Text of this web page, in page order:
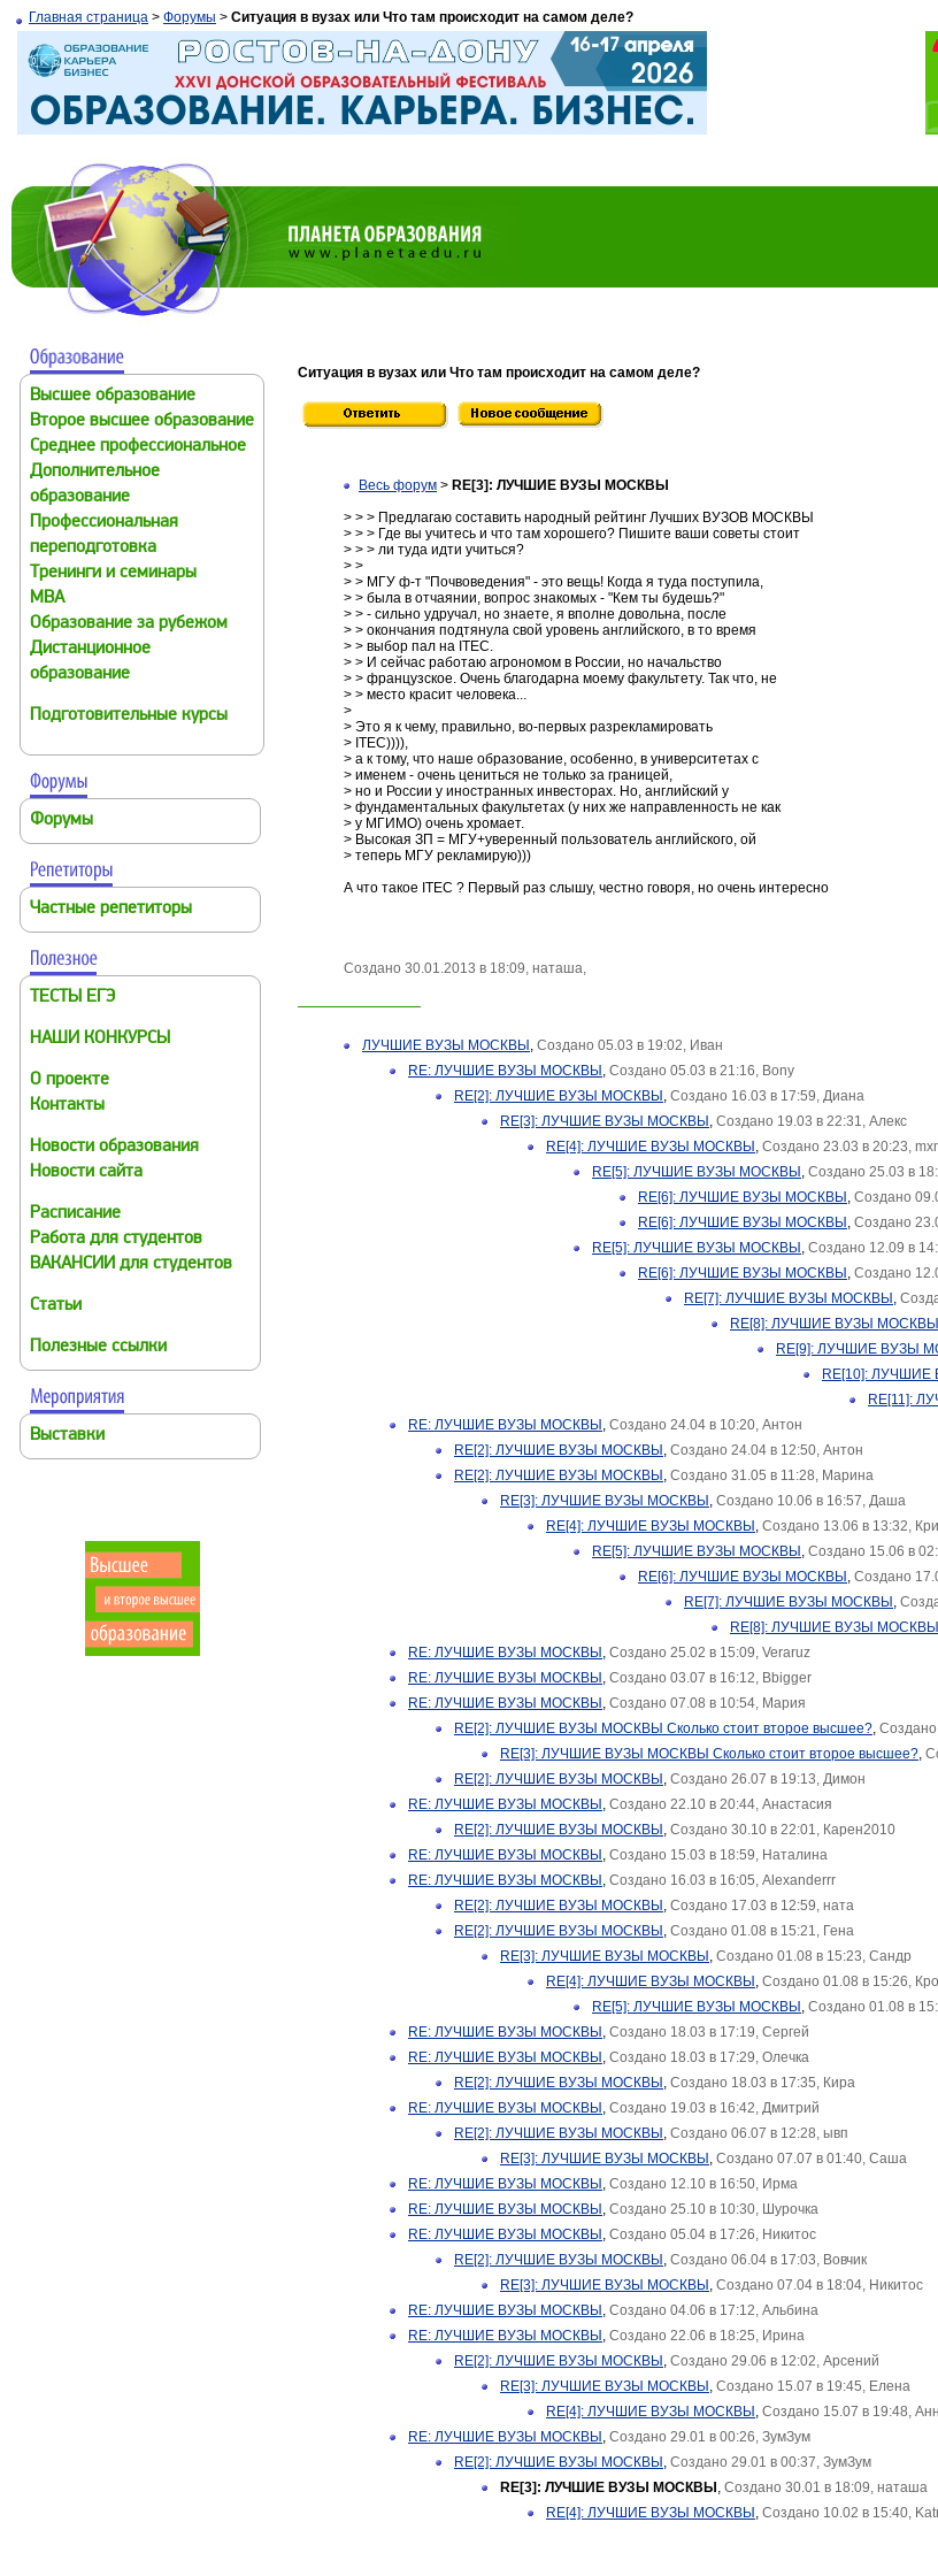
Главная страница > Форумы > Ситуация в вузах или Что там происходит на самом деле?
Высшее образование
Второе высшее образование
Среднее профессиональное
Дополнительное
образование
Профессиональная
переподготовка
Тренинги и семинары
MBA
Образование за рубежом
Дистанционное
образование
Подготовительные курсы
Форумы
Частные репетиторы
ТЕСТЫ ЕГЭ
НАШИ КОНКУРСЫ
О проекте
Контакты
Новости образования
Новости сайта
Расписание
Работа для студентов
ВАКАНСИИ для студентов
Статьи
Полезные ссылки
Выставки
Ситуация в вузах или Что там происходит на самом деле?
Весь форум > RE[3]: ЛУЧШИЕ ВУЗЫ МОСКВЫ
> > > Предлагаю составить народный рейтинг Лучших ВУЗОВ МОСКВЫ
> > > Где вы учитесь и что там хорошего? Пишите ваши советы стоит
> > > ли туда идти учиться?
> >
> > МГУ ф-т "Почвоведения" - это вещь! Когда я туда поступила,
> > была в отчаянии, вопрос знакомых - "Кем ты будешь?"
> > - сильно удручал, но знаете, я вполне довольна, после
> > окончания подтянула свой уровень английского, в то время
> > выбор пал на ITEC.
> > И сейчас работаю агрономом в России, но начальство
> > французское. Очень благодарна моему факультету. Так что, не
> > место красит человека...
>
> Это я к чему, правильно, во-первых разрекламировать
> ITEC)))),
> а к тому, что наше образование, особенно, в университетах с
> именем - очень цениться не только за границей,
> но и России у иностранных инвесторах. Но, английский у
> фундаментальных факультетах (у них же направленность не как
> у МГИМО) очень хромает.
> Высокая ЗП = МГУ+уверенный пользователь английского, ой
> теперь МГУ рекламирую)))
А что такое ITEC ? Первый раз слышу, честно говоря, но очень интересно
Создано 30.01.2013 в 18:09, наташа,
ЛУЧШИЕ ВУЗЫ МОСКВЫ , Создано 05.03 в 19:02, Иван
RE: ЛУЧШИЕ ВУЗЫ МОСКВЫ , Создано 05.03 в 21:16, Bony
RE[2]: ЛУЧШИЕ ВУЗЫ МОСКВЫ , Создано 16.03 в 17:59, Диана
RE[3]: ЛУЧШИЕ ВУЗЫ МОСКВЫ , Создано 19.03 в 22:31, Алекс
RE[4]: ЛУЧШИЕ ВУЗЫ МОСКВЫ , Создано 23.03 в 20:23,
RE[5]: ЛУЧШИЕ ВУЗЫ МОСКВЫ , Создано 25.03 в
RE[6]: ЛУЧШИЕ ВУЗЫ МОСКВЫ , Создано
RE[6]: ЛУЧШИЕ ВУЗЫ МОСКВЫ , Создано
RE[5]: ЛУЧШИЕ ВУЗЫ МОСКВЫ , Создано 12.09 в
RE[6]: ЛУЧШИЕ ВУЗЫ МОСКВЫ , Создано
RE[7]: ЛУЧШИЕ ВУЗЫ МОСКВЫ ,
RE[8]: ЛУЧШИЕ ВУЗЫ МОСКВЫ
RE[9]: ЛУЧШИЕ ВУЗЫ
RE[10]:
RE[11]:
RE: ЛУЧШИЕ ВУЗЫ МОСКВЫ , Создано 24.04 в 10:20, Антон
RE[2]: ЛУЧШИЕ ВУЗЫ МОСКВЫ , Создано 24.04 в 12:50, Антон
RE[2]: ЛУЧШИЕ ВУЗЫ МОСКВЫ , Создано 31.05 в 11:28, Марина
RE[3]: ЛУЧШИЕ ВУЗЫ МОСКВЫ , Создано 10.06 в 16:57, Даша
RE[4]: ЛУЧШИЕ ВУЗЫ МОСКВЫ , Создано 13.06 в 13:32,
RE[5]: ЛУЧШИЕ ВУЗЫ МОСКВЫ , Создано 15.06 в
RE[6]: ЛУЧШИЕ ВУЗЫ МОСКВЫ , Создано
RE[7]: ЛУЧШИЕ ВУЗЫ МОСКВЫ ,
RE[8]: ЛУЧШИЕ ВУЗЫ МОСКВЫ
RE: ЛУЧШИЕ ВУЗЫ МОСКВЫ , Создано 25.02 в 15:09, Veraruz
RE: ЛУЧШИЕ ВУЗЫ МОСКВЫ , Создано 03.07 в 16:12, Bbigger
RE: ЛУЧШИЕ ВУЗЫ МОСКВЫ , Создано 07.08 в 10:54, Мария
RE[2]: ЛУЧШИЕ ВУЗЫ МОСКВЫ Сколько стоит второе высшее?, Создано
RE[3]: ЛУЧШИЕ ВУЗЫ МОСКВЫ Сколько стоит второе высшее?,
RE[2]: ЛУЧШИЕ ВУЗЫ МОСКВЫ , Создано 26.07 в 19:13, Димон
RE: ЛУЧШИЕ ВУЗЫ МОСКВЫ , Создано 22.10 в 20:44, Анастасия
RE[2]: ЛУЧШИЕ ВУЗЫ МОСКВЫ , Создано 30.10 в 22:01, Карен2010
RE: ЛУЧШИЕ ВУЗЫ МОСКВЫ , Создано 15.03 в 18:59, Наталина
RE: ЛУЧШИЕ ВУЗЫ МОСКВЫ , Создано 16.03 в 16:05, Alexanderrr
RE[2]: ЛУЧШИЕ ВУЗЫ МОСКВЫ , Создано 17.03 в 12:59, ната
RE[2]: ЛУЧШИЕ ВУЗЫ МОСКВЫ , Создано 01.08 в 15:21, Гена
RE[3]: ЛУЧШИЕ ВУЗЫ МОСКВЫ , Создано 01.08 в 15:23, Сандр
RE[4]: ЛУЧШИЕ ВУЗЫ МОСКВЫ , Создано 01.08 в 15:26,
RE[5]: ЛУЧШИЕ ВУЗЫ МОСКВЫ , Создано 01.08 в
RE: ЛУЧШИЕ ВУЗЫ МОСКВЫ , Создано 18.03 в 17:19, Сергей
RE: ЛУЧШИЕ ВУЗЫ МОСКВЫ , Создано 18.03 в 17:29, Олечка
RE[2]: ЛУЧШИЕ ВУЗЫ МОСКВЫ , Создано 18.03 в 17:35, Кира
RE: ЛУЧШИЕ ВУЗЫ МОСКВЫ , Создано 19.03 в 16:42, Дмитрий
RE[2]: ЛУЧШИЕ ВУЗЫ МОСКВЫ , Создано 06.07 в 12:28, ывп
RE[3]: ЛУЧШИЕ ВУЗЫ МОСКВЫ , Создано 07.07 в 01:40, Саша
RE: ЛУЧШИЕ ВУЗЫ МОСКВЫ , Создано 12.10 в 16:50, Ирма
RE: ЛУЧШИЕ ВУЗЫ МОСКВЫ , Создано 25.10 в 10:30, Шурочка
RE: ЛУЧШИЕ ВУЗЫ МОСКВЫ , Создано 05.04 в 17:26, Никитос
RE[2]: ЛУЧШИЕ ВУЗЫ МОСКВЫ , Создано 06.04 в 17:03, Вовчик
RE[3]: ЛУЧШИЕ ВУЗЫ МОСКВЫ , Создано 07.04 в 18:04, Никитос
RE: ЛУЧШИЕ ВУЗЫ МОСКВЫ , Создано 04.06 в 17:12, Альбинa
RE: ЛУЧШИЕ ВУЗЫ МОСКВЫ , Создано 22.06 в 18:25, Ирина
RE[2]: ЛУЧШИЕ ВУЗЫ МОСКВЫ , Создано 29.06 в 12:02, Арсений
RE[3]: ЛУЧШИЕ ВУЗЫ МОСКВЫ , Создано 15.07 в 19:45, Елена
RE[4]: ЛУЧШИЕ ВУЗЫ МОСКВЫ , Создано 15.07 в 19:48,
RE: ЛУЧШИЕ ВУЗЫ МОСКВЫ , Создано 29.01 в 00:26, ЗумЗум
RE[2]: ЛУЧШИЕ ВУЗЫ МОСКВЫ , Создано 29.01 в 00:37, ЗумЗум
RE[3]: ЛУЧШИЕ ВУЗЫ МОСКВЫ , Создано 30.01 в 18:09, наташа
RE[4]: ЛУЧШИЕ ВУЗЫ МОСКВЫ , Создано 10.02 в 15:40,